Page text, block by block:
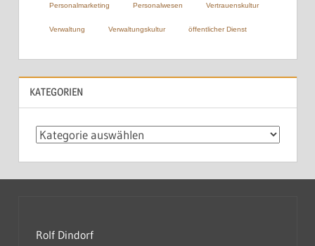
Personalmarketing Personalwesen Vertrauenskultur
Verwaltung Verwaltungskultur öffentlicher Dienst
KATEGORIEN
Kategorien
Rolf Dindorf